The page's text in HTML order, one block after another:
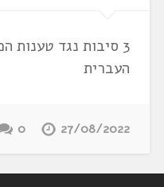
3 סיבות נגד טענות
העברית
27/08/2022
0